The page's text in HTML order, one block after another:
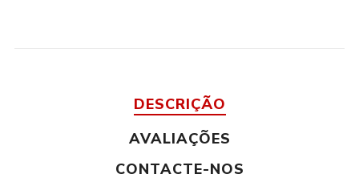
DESCRIÇÃO
AVALIAÇÕES
CONTACTE-NOS